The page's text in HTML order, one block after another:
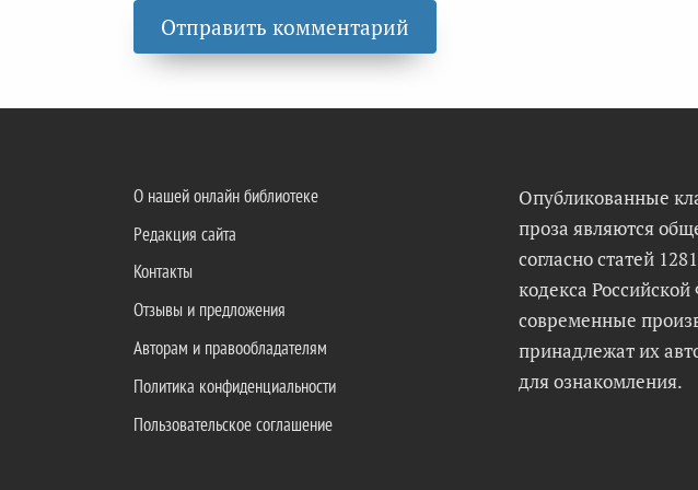
О нашей онлайн библиотеке
Редакция сайта
Контакты
Отзывы и предложения
Авторам и правообладателям
Политика конфиденциальности
Пользовательское соглашение
Опубликованные
проза являются
согласно статей
кодекса
современные
принадлежат их
для ознакомления.